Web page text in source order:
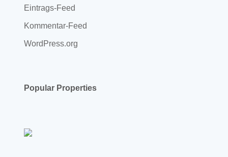
Eintrags-Feed
Kommentar-Feed
WordPress.org
Popular Properties